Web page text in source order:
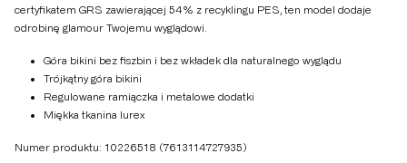
certyfikatem GRS zawierającej 54% z recyklingu PES, ten model dodaje
odrobinę glamour Twojemu wyglądowi.
Góra bikini bez fiszbin i bez wkładek dla naturalnego wyglądu
Trójkątny góra bikini
Regulowane ramiączka i metalowe dodatki
Miękka tkanina lurex
Numer produktu: 10226518 (7613114727935)